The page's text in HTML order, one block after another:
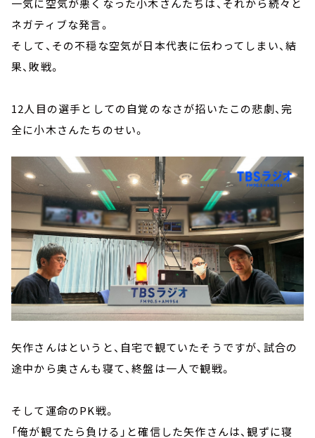
一気に空気が悪くなった小木さんたちは、それから続々と
ネガティブな発言。
そして、その不穏な空気が日本代表に伝わってしまい、結
果、敗戦。
12人目の選手としての自覚のなさが招いたこの悲劇、完
全に小木さんたちのせい。
矢作さんはというと、自宅で観ていたそうですが、試合の
途中から奥さんも寝て、終盤は一人で観戦。
そして運命のPK戦。
「俺が観てたら負ける」と確信した矢作さんは、観ずに寝